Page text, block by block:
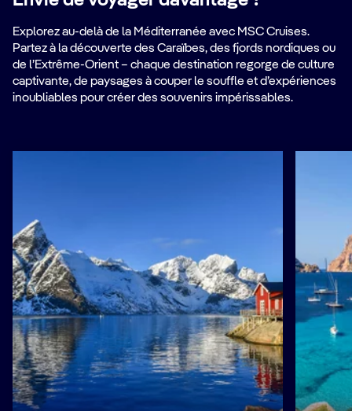
Explorez au-delà de la Méditerranée avec MSC Cruises.
Partez à la découverte des Caraïbes, des fjords nordiques ou
de l’Extrême-Orient – chaque destination regorge de culture
captivante, de paysages à couper le souffle et d’expériences
inoubliables pour créer des souvenirs impérissables.